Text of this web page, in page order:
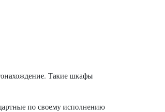
Такие шкафы
по своему исполнению